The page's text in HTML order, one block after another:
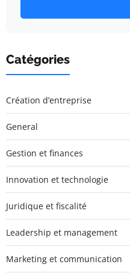
Catégories
Création d’entreprise
General
Gestion et finances
Innovation et technologie
Juridique et fiscalité
Leadership et management
Marketing et communication